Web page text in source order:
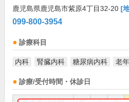
鹿児島県鹿児島市紫原4丁目32-20 [
099-800-3954
診療科目
内科 腎臓内科 糖尿病内科 老
診療/受付時間・休診日